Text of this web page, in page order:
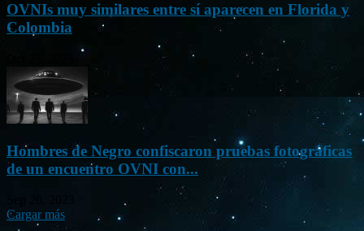
OVNIs muy similares entre sí aparecen en Florida y
Colombia
Hombres de Negro confiscaron pruebas fotográficas
de un encuentro OVNI con...
Cargar más